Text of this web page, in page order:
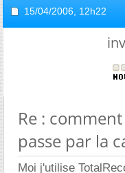
15/04/2006, 12h22
Re :
passe par la
Moi j'utilise